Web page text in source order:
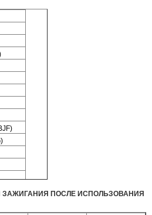
T255)
ПОСЛЕ ИСПОЛЬЗОВАНИЯ